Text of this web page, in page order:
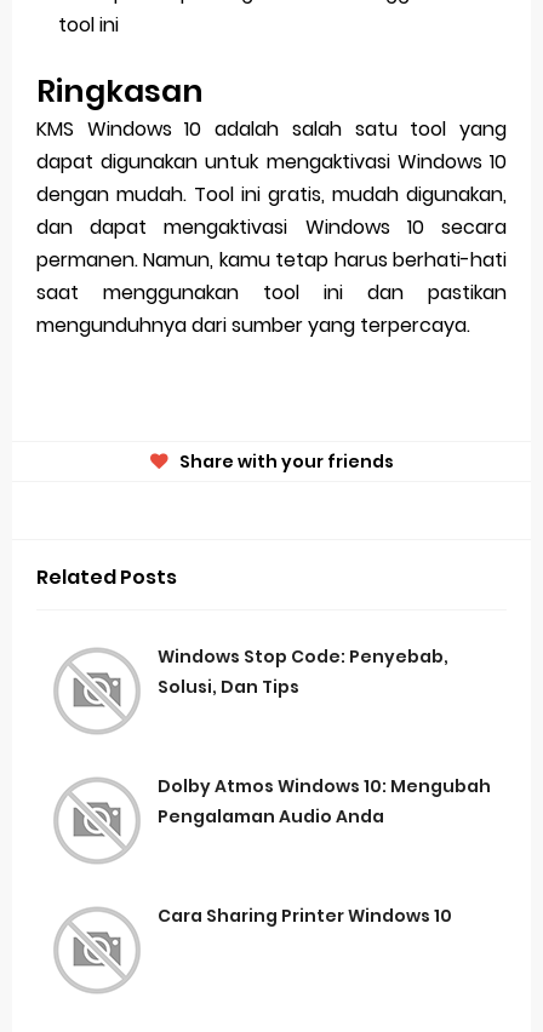
tool ini
Ringkasan
KMS Windows 10 adalah salah satu tool yang
dapat digunakan untuk mengaktivasi Windows 10
dengan mudah. Tool ini gratis, mudah digunakan,
dan dapat mengaktivasi Windows 10 secara
permanen. Namun, kamu tetap harus berhati-hati
saat menggunakan tool ini dan pastikan
mengunduhnya dari sumber yang terpercaya.
Share with your friends
Related Posts
Windows Stop Code: Penyebab,
Solusi, Dan Tips
Dolby Atmos Windows 10: Mengubah
Pengalaman Audio Anda
Cara Sharing Printer Windows 10